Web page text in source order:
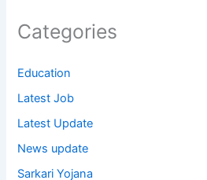
Categories
Education
Latest Job
Latest Update
News update
Sarkari Yojana